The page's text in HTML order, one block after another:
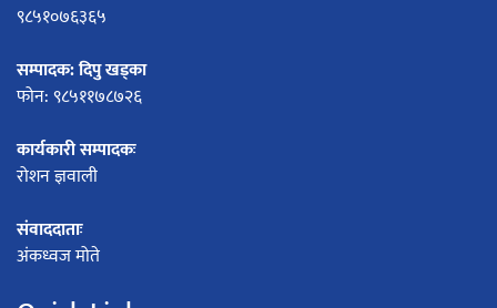
९८५१०७६३६५
सम्पादक: दिपु खड्का
फोन: ९८५११७८७२६
कार्यकारी सम्पादकः
रोशन ज्ञवाली
संवाददाताः
अंकध्वज मोते